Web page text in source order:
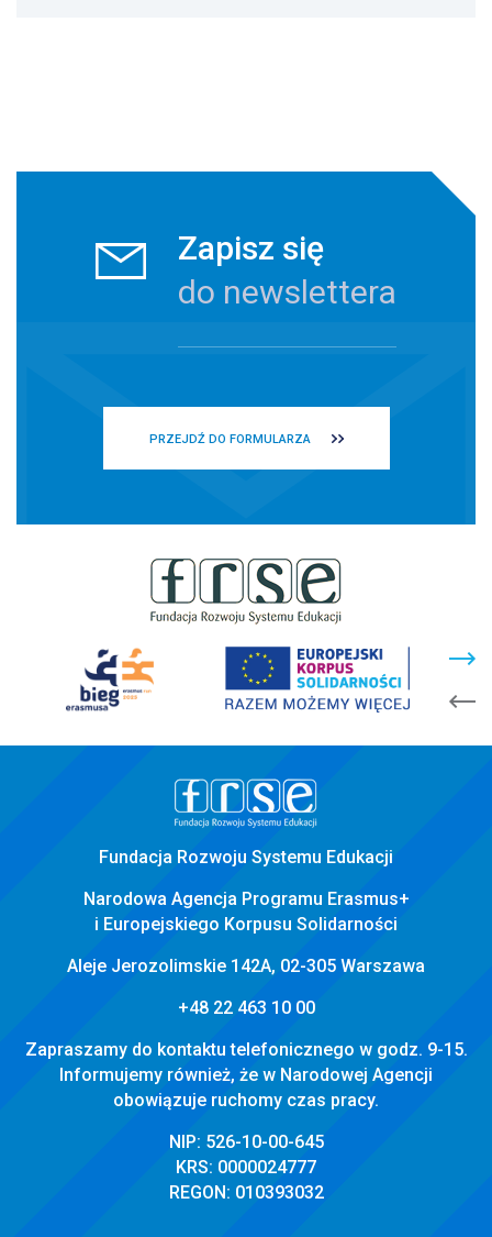
Zapisz się
do newslettera
PRZEJDŹ DO FORMULARZA
Fundacja Rozwoju Systemu Edukacji
Narodowa Agencja Programu Erasmus+
i Europejskiego Korpusu Solidarności
Aleje Jerozolimskie 142A, 02-305 Warszawa
+48 22 463 10 00
Zapraszamy do kontaktu telefonicznego w godz. 9-15.
Informujemy również, że w Narodowej Agencji
obowiązuje ruchomy czas pracy.
NIP: 526-10-00-645
KRS: 0000024777
REGON: 010393032